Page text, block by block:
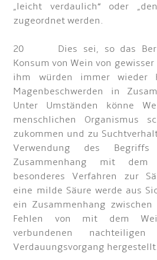
„leicht verdaulich“ oder
zugeordnet werden.
20 Dies sei, so das
Konsum von Wein von
ihm würden immer wieder
Magenbeschwerden in
Unter Umständen könne
menschlichen Organismus
zukommen und zu
Verwendung des Begriffs
Zusammenhang mit
besonderes Verfahren zur
eine milde Säure werde aus
ein Zusammenhang
Fehlen von mit dem
verbundenen
Verdauungsvorgang hergestellt.